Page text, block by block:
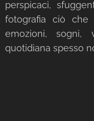
perspicaci,
fotografia ciò che
emozioni,
quotidiana spesso